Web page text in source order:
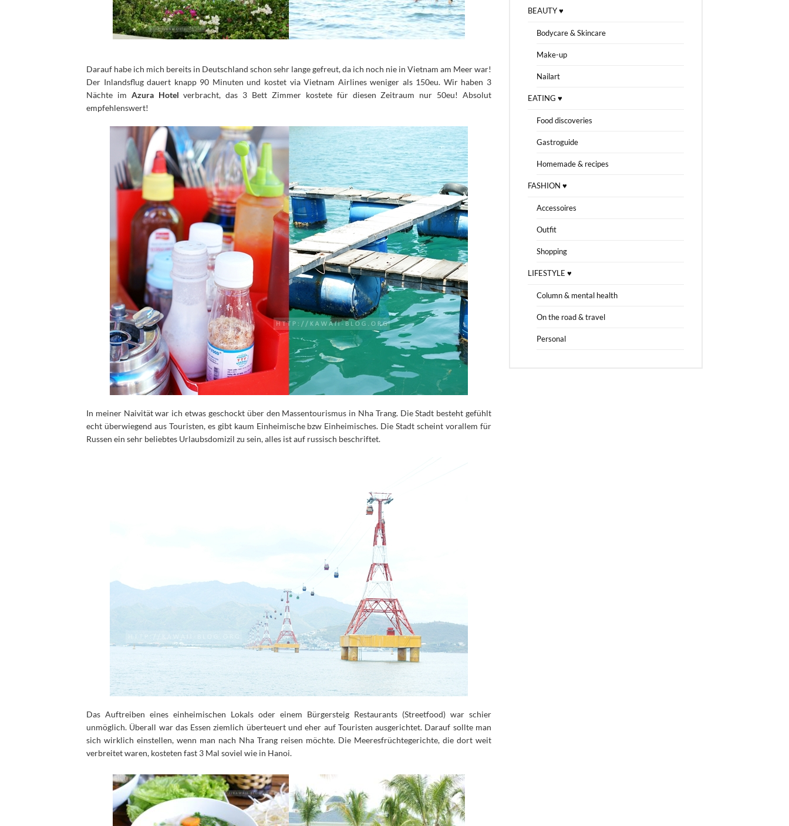
Darauf habe ich mich bereits in Deutschland schon sehr lange gefreut, da ich noch nie in Vietnam am Meer war!
Der Inlandsflug dauert knapp 90 Minuten und kostet via Vietnam Airlines weniger als 150eu. Wir haben 3
Nächte im Azura Hotel verbracht, das 3 Bett Zimmer kostete für diesen Zeitraum nur 50eu! Absolut
empfehlenswert!
In meiner Naivität war ich etwas geschockt über den Massentourismus in Nha Trang. Die Stadt besteht gefühlt
echt überwiegend aus Touristen, es gibt kaum Einheimische bzw Einheimisches. Die Stadt scheint vorallem für
Russen ein sehr beliebtes Urlaubsdomizil zu sein, alles ist auf russisch beschriftet.
Das Auftreiben eines einheimischen Lokals oder einem Bürgersteig Restaurants (Streetfood) war schier
unmöglich. Überall war das Essen ziemlich überteuert und eher auf Touristen ausgerichtet. Darauf sollte man
sich wirklich einstellen, wenn man nach Nha Trang reisen möchte. Die Meeresfrüchtegerichte, die dort weit
verbreitet waren, kosteten fast 3 Mal soviel wie in Hanoi.
BEAUTY ♥
Bodycare & Skincare
Make-up
Nailart
EATING ♥
Food discoveries
Gastroguide
Homemade & recipes
FASHION ♥
Accessoires
Outfit
Shopping
LIFESTYLE ♥
Column & mental health
On the road & travel
Personal